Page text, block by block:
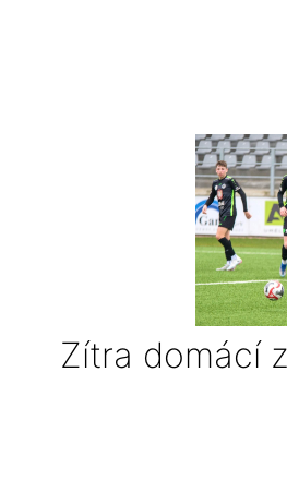
Zítra domácí